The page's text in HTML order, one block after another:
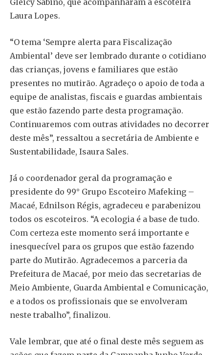
Laura Lopes.
“O tema ‘Sempre alerta para Fiscalização
Ambiental’ deve ser lembrado durante o cotidiano
das crianças, jovens e familiares que estão
presentes no mutirão. Agradeço o apoio de toda a
equipe de analistas, fiscais e guardas ambientais
que estão fazendo parte desta programação.
Continuaremos com outras atividades no decorrer
deste mês”, ressaltou a secretária de Ambiente e
Sustentabilidade, Isaura Sales.
Já o coordenador geral da programação e
presidente do 99° Grupo Escoteiro Mafeking –
Macaé, Ednilson Régis, agradeceu e parabenizou
todos os escoteiros. “A ecologia é a base de tudo.
Com certeza este momento será importante e
inesquecível para os grupos que estão fazendo
parte do Mutirão. Agradecemos a parceria da
Prefeitura de Macaé, por meio das secretarias de
Meio Ambiente, Guarda Ambiental e Comunicação,
e a todos os profissionais que se envolveram
neste trabalho”, finalizou.
Vale lembrar, que até o final deste mês seguem as